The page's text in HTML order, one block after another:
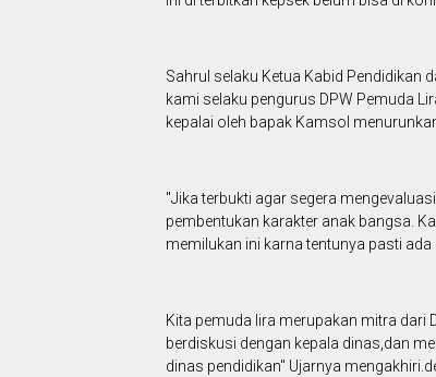
Sahrul selaku Ketua Kabid Pendidikan
kami selaku pengurus DPW Pemuda
kepalai oleh bapak Kamsol
"Jika terbukti agar segera
pembentukan karakter anak bangsa.
memilukan ini karna tentunya pasti
Kita pemuda lira merupakan mitra dari
berdiskusi dengan kepala dinas,dan
dinas pendidikan" Ujarnya